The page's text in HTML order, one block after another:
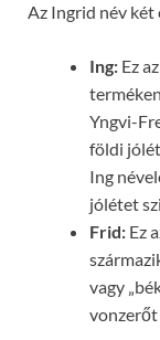
Az Ingrid név két
Ing: Ez
Yngvi-
földi
Ing
jólétet
Frid: Ez
vagy
vonzerőt